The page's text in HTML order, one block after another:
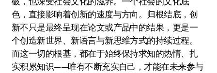
色，直接影响着创新的速度与方向。归根结底，创
新不只是最终呈现在论文或产品中的结果，更是一
个创造新世界、新语言与新思维方式的持续过程。
而这一切的根基，都在于始终保持求知的热情、扎
实积累知识——唯有不断充实自己，才能在未来参与